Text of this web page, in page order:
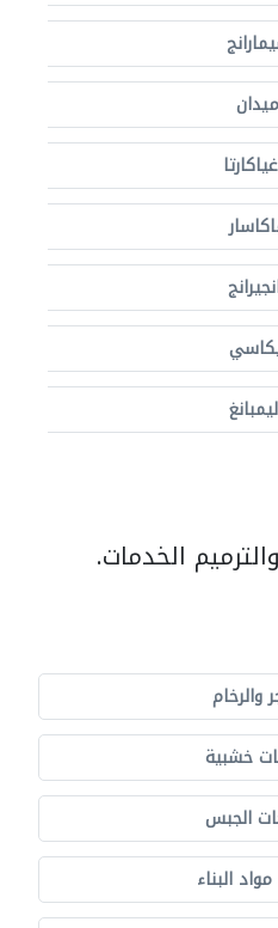
ميدان
الخدمات.
والرخام
خشبية
الجبس
البناء